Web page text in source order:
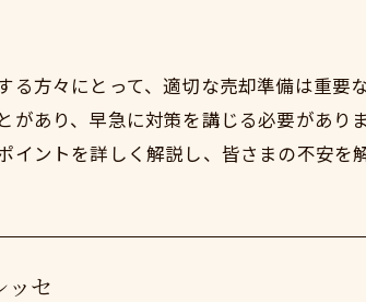
方々にとって、適切な売却準備は重要
あり、早急に対策を講じる必要があり
ントを詳しく解説し、皆さまの不安を
ッセ